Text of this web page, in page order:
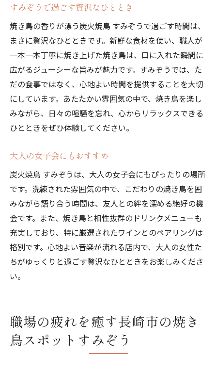
すみぞうで過ごす贅沢なひととき
焼き鳥の香りが漂う炭火焼鳥 すみぞうで過ごす時間は、
まさに贅沢なひとときです。新鮮な食材を使い、職人が
一本一本丁寧に焼き上げた焼き鳥は、口に入れた瞬間に
広がるジューシーな旨みが魅力です。すみぞうでは、た
だの食事ではなく、心地よい時間を提供することを大切
にしています。あたたかい雰囲気の中で、焼き鳥を楽し
みながら、日々の喧騒を忘れ、心からリラックスできる
ひとときをぜひ体験してください。
大人の女子会にもおすすめ
炭火焼鳥 すみぞうは、大人の女子会にもぴったりの場所
です。洗練された雰囲気の中で、こだわりの焼き鳥を囲
みながら語り合う時間は、友人との絆を深める絶好の機
会です。また、焼き鳥と相性抜群のドリンクメニューも
充実しており、特に厳選されたワインとのペアリングは
格別です。心地よい音楽が流れる店内で、大人の女性た
ちがゆっくりと過ごす贅沢なひとときをお楽しみくださ
い。
職場の疲れを癒す長崎市の焼き
鳥スポットすみぞう